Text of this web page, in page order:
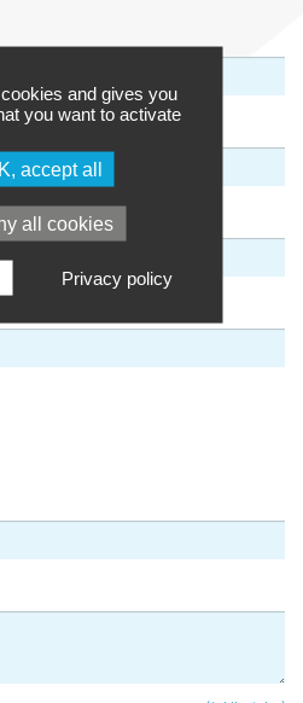
and gives you
you want to activate
accept all
all cookies
Privacy policy